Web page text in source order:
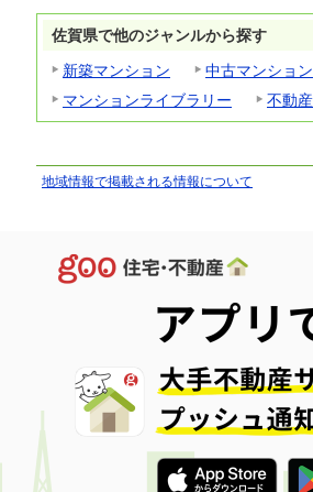
佐賀県で他のジャンルから探す
新築マンション
中古マンション
マンションライブラリー
不動
地域情報で掲載される情報について